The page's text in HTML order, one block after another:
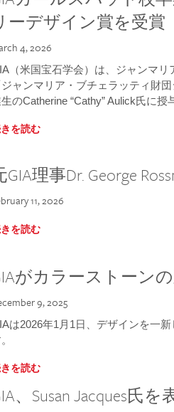
ーデザイン賞を受賞
4, 2026
（米国宝石学会）は、ジャンマリ
ジャンマリア・ブチェラッティ財
のCatherine “Cathy” Aulick氏に授
を読む
GIA理事Dr. George
11, 2026
を読む
がカラーストーン
9, 2025
は2026年1月1日、デザインを一
を読む
、Susan Jacques氏を